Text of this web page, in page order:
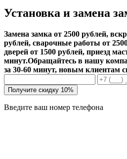
Установка и замена
Замена замка от 2500 рублей,
рублей, сварочные работы от
дверей от 1500 рублей, приезд
минут.Обращайтесь в нашу
за 30-60 минут, новым клиентам
Получите скидку 10%
Введите ваш номер телефона